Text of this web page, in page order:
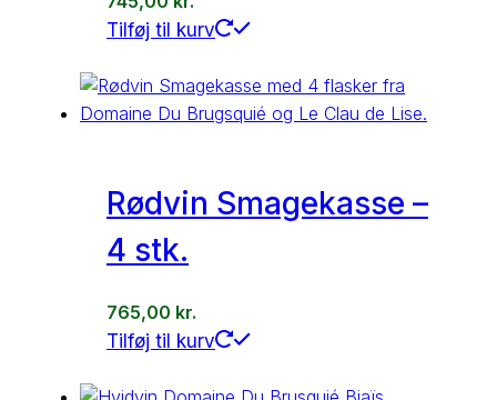
Tilføj til kurv
Rødvin Smagekasse –
4 stk.
765,00 kr.
Tilføj til kurv